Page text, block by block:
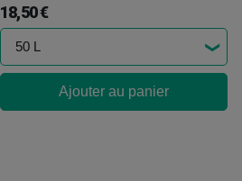
18,50 €
Ajouter au panier